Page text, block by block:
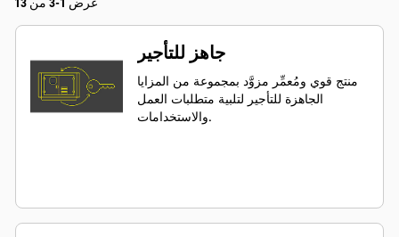
عرض 1-3 من 13
جاهز للتأجير
منتج قوي ومُعمِّر مزوَّد بمجموعة من المزايا
الجاهزة للتأجير لتلبية متطلبات العمل
والاستخدامات.